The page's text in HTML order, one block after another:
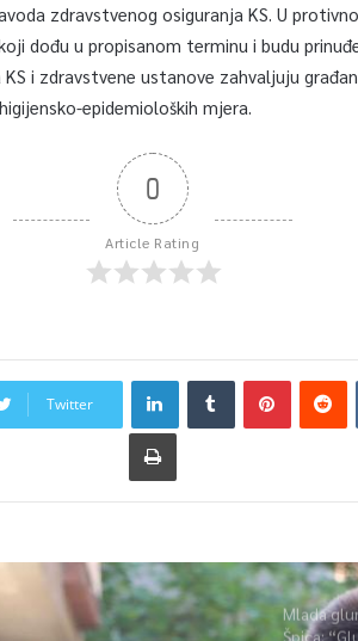
zdravstvenog osiguranja KS. U
dođu u propisanom terminu i budu
i zdravstvene ustanove zahvaljuju
epidemioloških mjera.
0
Article Rating
Twitter
Mlada
Špica: